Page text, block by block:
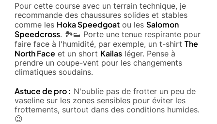
Pour cette course avec un terrain technique, je
recommande des chaussures solides et stables
comme les Hoka Speedgoat ou les Salomon
Speedcross. 🏞️👟 Porte une tenue respirante pour
faire face à l'humidité, par exemple, un t-shirt The
North Face et un short Kailas léger. Pense à
prendre un coupe-vent pour les changements
climatiques soudains.
Astuce de pro : N'oublie pas de frotter un peu de
vaseline sur les zones sensibles pour éviter les
frottements, surtout dans des conditions humides.
😉